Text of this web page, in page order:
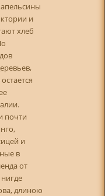
и
хлеб
почти
и
в
от
длиною